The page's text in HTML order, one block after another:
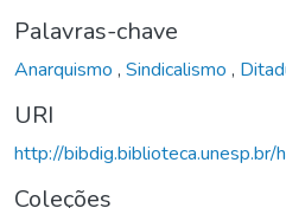
Palavras-chave
Anarquismo , Sindicalismo ,
URI
http://
Coleções